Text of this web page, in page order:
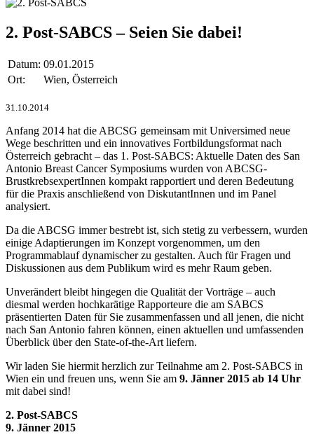
2. Post-SABCS – Seien Sie dabei!
Datum: 09.01.2015
Ort:
Wien, Österreich
31.10.2014
Anfang 2014 hat die ABCSG gemeinsam mit Universimed neue
Wege beschritten und ein innovatives Fortbildungsformat nach
Österreich gebracht – das 1. Post-SABCS: Aktuelle Daten des San
Antonio Breast Cancer Symposiums wurden von ABCSG-
BrustkrebsexpertInnen kompakt rapportiert und deren Bedeutung
für die Praxis anschließend von DiskutantInnen und im Panel
analysiert.
Da die ABCSG immer bestrebt ist, sich stetig zu verbessern, wurden
einige Adaptierungen im Konzept vorgenommen, um den
Programmablauf dynamischer zu gestalten. Auch für Fragen und
Diskussionen aus dem Publikum wird es mehr Raum geben.
Unverändert bleibt hingegen die Qualität der Vorträge – auch
diesmal werden hochkarätige Rapporteure die am SABCS
präsentierten Daten für Sie zusammenfassen und all jenen, die nicht
nach San Antonio fahren können, einen aktuellen und umfassenden
Überblick über den State-of-the-Art liefern.
Wir laden Sie hiermit herzlich zur Teilnahme am 2. Post-SABCS in
Wien ein und freuen uns, wenn Sie am 9. Jänner 2015 ab 14 Uhr
mit dabei sind!
2. Post-SABCS
9. Jänner 2015